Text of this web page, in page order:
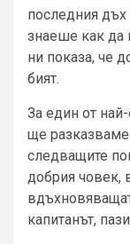
последния
знаеше как да
ни показа, че
бият.
За един от
ще разказваме
следващите
добрия човек,
капитанът,